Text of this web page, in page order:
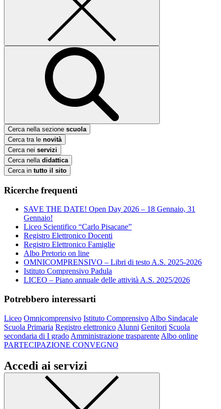
Cerca nella sezione scuola
Cerca tra le novità
Cerca nei servizi
Cerca nella didattica
Cerca in tutto il sito
Ricerche frequenti
SAVE THE DATE! Open Day 2026 – 18 Gennaio, 31
Gennaio!
Liceo Scientifico “Carlo Pisacane”
Registro Elettronico Docenti
Registro Elettronico Famiglie
Albo Pretorio on line
OMNICOMPRENSIVO – Libri di testo A.S. 2025-2026
Istituto Comprensivo Padula
LICEO – Piano annuale delle attività A.S. 2025/2026
Potrebbero interessarti
Liceo Omnicomprensivo Istituto Comprensivo Albo Sindacale
Scuola Primaria Registro elettronico Alunni Genitori Scuola
secondaria di I grado Amministrazione trasparente Albo online
PARTECIPAZIONE CONVEGNO
Accedi ai servizi